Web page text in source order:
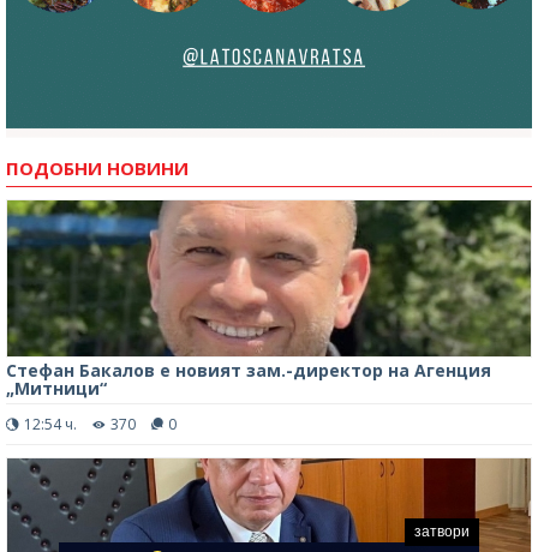
ПОДОБНИ НОВИНИ
Стефан Бакалов е новият зам.-директор на Агенция
„Митници“
12:54 ч. 370 0
затвори